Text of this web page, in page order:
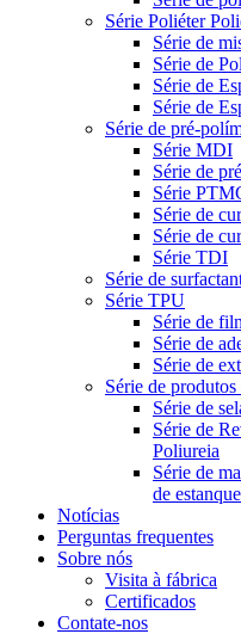
Série Poliéter
Série de
Série de
Série de
Série de
Série de pré-
Série MDI
Série de
Série
Série de
Série de
Série TDI
Série de
Série TPU
Série de
Série de
Série de
Série de
Série de
Série de
Poliureia
Série de
de
Notícias
Perguntas frequentes
Sobre nós
Visita à fábrica
Certificados
Contate-nos